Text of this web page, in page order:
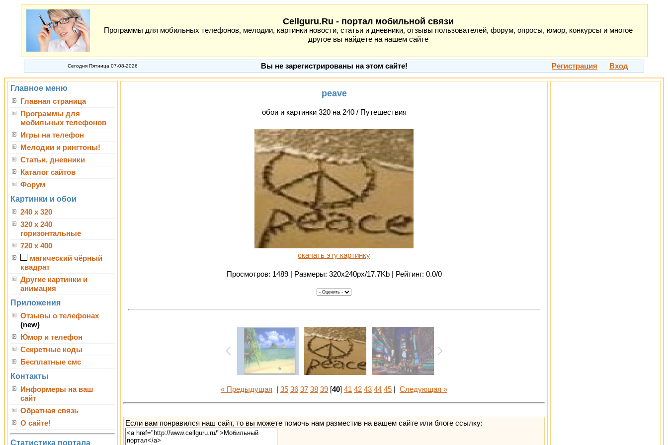
Cellguru.Ru - портал мобильной связи
Программы для мобильных телефонов, мелодии, картинки новости, статьи и дневники, отзывы пользователей, форум, опросы, юмор, конкурсы и многое
другое вы найдете на нашем сайте
Сегодня Пятница 07-08-2026 Вы не зарегистрированы на этом сайте! Регистрация Вход
Главное меню
Главная страница
Программы для
мобильных телефонов
Игры на телефон
Мелодии и рингтоны!
Статьи, дневники
Каталог сайтов
Форум
Картинки и обои
240 x 320
320 x 240
горизонтальные
720 x 400
магический чёрный
квадрат
Другие картинки и
анимация
Приложения
Отзывы о телефонах
(new)
Юмор и телефон
Секретные коды
Бесплатные смс
Контакты
Информеры на ваш
сайт
Обратная связь
О сайте!
Статистика портала
peave
обои и картинки 320 на 240 / Путешествия
скачать эту картинку
Просмотров: 1489 | Размеры: 320x240px/17.7Kb | Рейтинг: 0.0/0
« Предыдущая 35 36 37 38 39 [40] 41 42 43 44 45 Следующая »
Если вам понравился наш сайт, то вы можете помочь нам разместив на вашем сайте или блоге ссылку: